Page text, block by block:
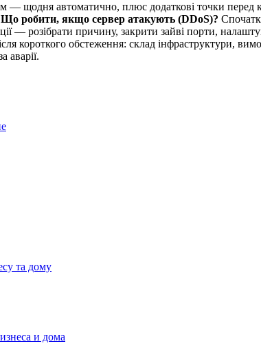
— щодня автоматично, плюс додаткові точки перед
робити, якщо сервер атакують (DDoS)?
— розібрати причину, закрити зайві порти,
короткого обстеження: склад інфраструктури,
аварії.
та дому
и дома